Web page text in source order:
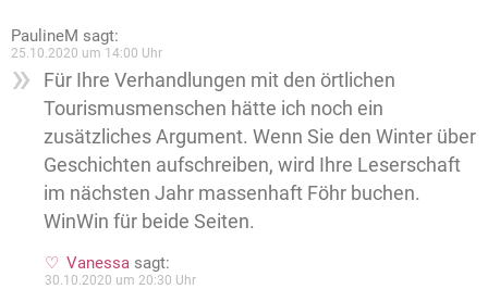
PaulineM sagt:
25.10.2020 um 14:00 Uhr
Für Ihre Verhandlungen mit den örtlichen
Tourismusmenschen hätte ich noch ein
zusätzliches Argument. Wenn Sie den Winter über
Geschichten aufschreiben, wird Ihre Leserschaft
im nächsten Jahr massenhaft Föhr buchen.
WinWin für beide Seiten.
Vanessa sagt:
30.10.2020 um 20:30 Uhr